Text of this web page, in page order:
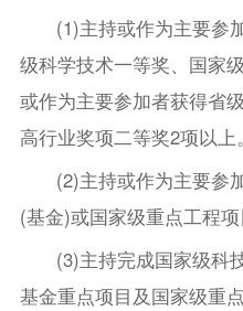
(1)主持或作为主要参
级科学技术一等奖、国家
或作为主要参加者获得省
高行业奖项二等奖2项以上。
(2)主持或作为主要参
(基金)或国家级重点工程项
(3)主持完成国家级科
基金重点项目及国家级重